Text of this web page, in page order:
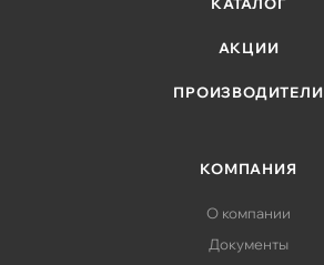
АКЦИИ
ПРОИЗВОДИТЕЛИ
КОМПАНИЯ
О компании
Документы